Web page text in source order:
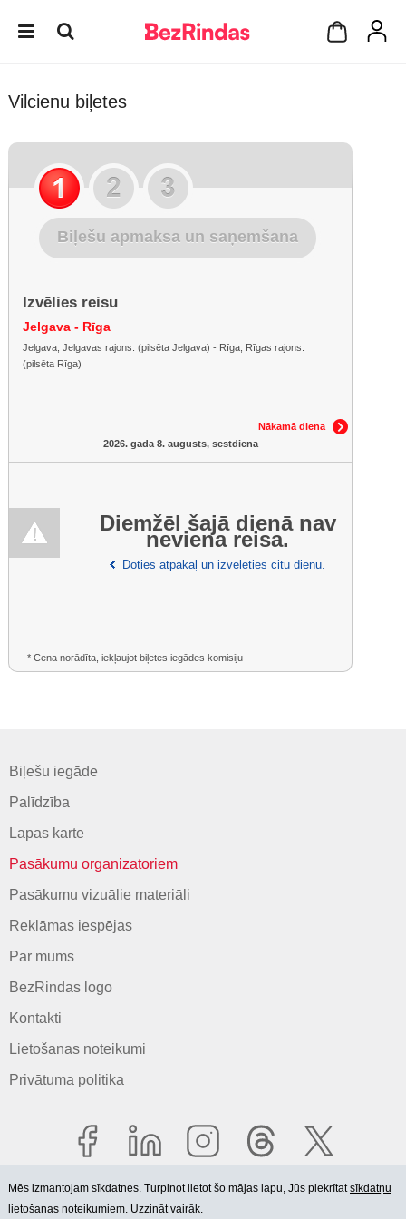
Vilcienu biļetes
Biļešu apmaksa un saņemšana
Izvēlies reisu
Jelgava - Rīga
Jelgava, Jelgavas rajons: (pilsēta Jelgava) - Rīga, Rīgas rajons:
(pilsēta Rīga)
Nākamā diena
2026. gada 8. augusts, sestdiena
Diemžēl šajā dienā nav
neviena reisa.
Doties atpakaļ un izvēlēties citu dienu.
* Cena norādīta, iekļaujot biļetes iegādes komisiju
Biļešu iegāde
Palīdzība
Lapas karte
Pasākumu organizatoriem
Pasākumu vizuālie materiāli
Reklāmas iespējas
Par mums
BezRindas logo
Kontakti
Lietošanas noteikumi
Privātuma politika
Mēs izmantojam sīkdatnes. Turpinot lietot šo mājas lapu, Jūs piekrītatsīkdatņu
lietošanas noteikumiem. Uzzināt vairāk.